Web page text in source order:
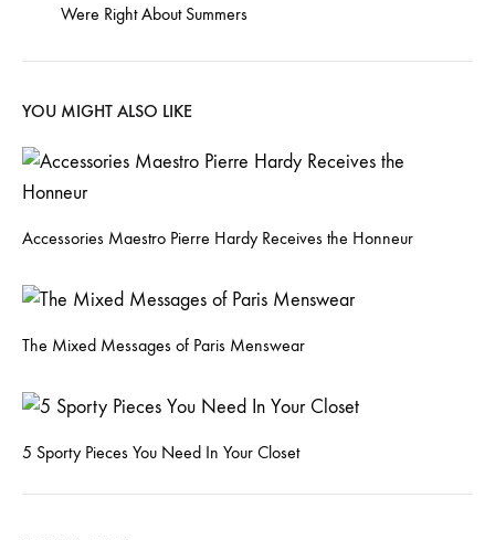
navigation
Were Right About Summers
YOU MIGHT ALSO LIKE
Accessories Maestro Pierre Hardy Receives the Honneur
The Mixed Messages of Paris Menswear
5 Sporty Pieces You Need In Your Closet